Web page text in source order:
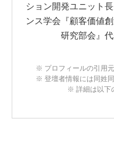
ション開発ユニット
ンス学会『顧客価値
研究部会』
※ プロフィールの引用
※ 登壇者情報には同姓
※ 詳細は以下